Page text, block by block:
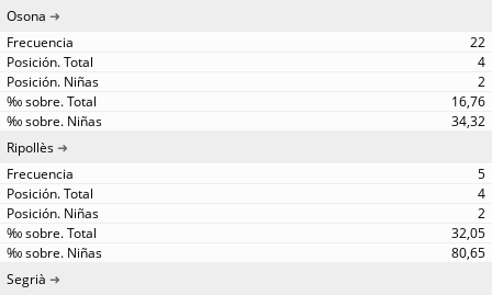
Osona
22
4
2
16,76
34,32
Ripollès
5
4
2
32,05
80,65
Segrià